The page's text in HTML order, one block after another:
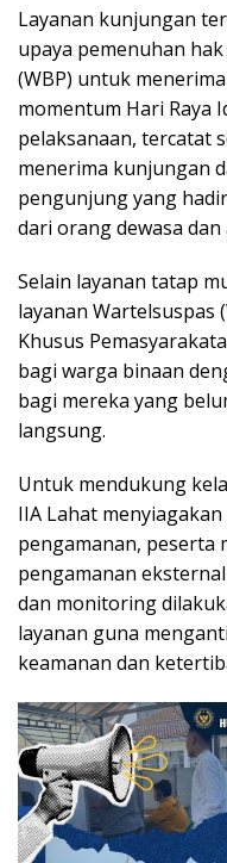
Layanan kunjungan
upaya pemenuhan
(WBP) untuk
momentum Hari Raya
pelaksanaan, tercatat
menerima kunjungan
pengunjung yang
dari orang dewasa dan
Selain layanan tatap
layanan Wartelsuspas
Khusus
bagi warga binaan
bagi mereka yang
langsung.
Untuk mendukung
IIA Lahat
pengamanan, peserta
pengamanan
dan monitoring
layanan guna
keamanan dan